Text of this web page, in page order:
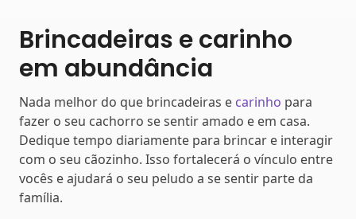
Brincadeiras e carinho
em abundância
Nada melhor do que brincadeiras e carinho para
fazer o seu cachorro se sentir amado e em casa.
Dedique tempo diariamente para brincar e interagir
com o seu cãozinho. Isso fortalecerá o vínculo entre
vocês e ajudará o seu peludo a se sentir parte da
família.